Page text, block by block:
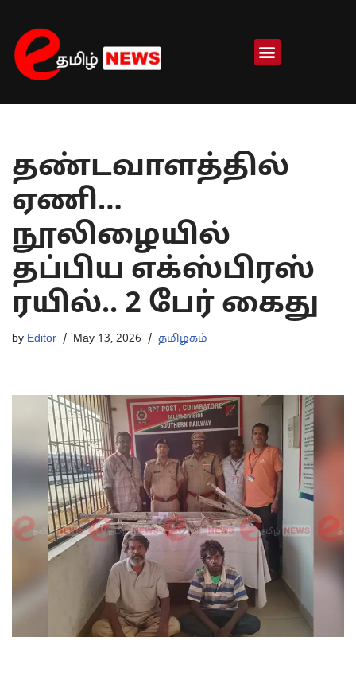
Skip
to
content
தண்டவாளத்தில்
ஏணி…
நூலிழையில்
தப்பிய எக்ஸ்பிரஸ்
ரயில்.. 2 பேர் கைது
by Editor May 13, 2026 தமிழகம்